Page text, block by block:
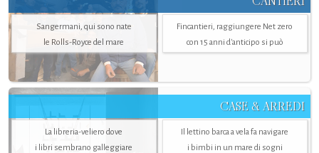
Sangermani, qui sono nate
le Rolls-Royce del mare
Fincantieri, raggiungere Net zero
con 15 anni d'anticipo si può
CASE & ARREDI
La libreria-veliero dove
i libri sembrano galleggiare
Il lettino barca a vela fa navigare
i bimbi in un mare di sogni